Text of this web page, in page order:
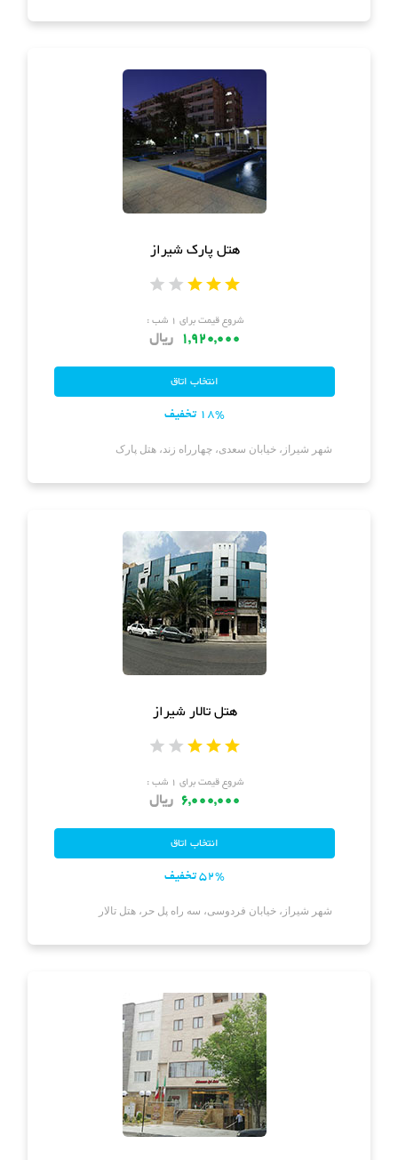
هتل پارک شیراز
شروع قیمت برای ۱ شب :
1,920,000 ریال
18% تخفیف
شهر شیراز، خیابان سعدی، چهارراه زند، هتل پارک
هتل تالار شیراز
شروع قیمت برای ۱ شب :
6,000,000 ریال
52% تخفیف
شهر شیراز، خیابان فردوسی، سه راه پل حر، هتل تالار